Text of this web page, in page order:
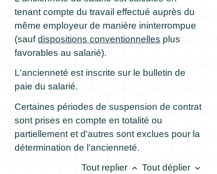
tenant compte du travail effectué auprès du
même employeur de manière ininterrompue
(saufdispositions conventionnelles plus
favorables au salarié).
L'ancienneté est inscrite sur le bulletin de
paie du salarié.
Certaines périodes de suspension de contrat
sont prises en compte en totalité ou
partiellement et d'autres sont exclues pour la
détermination de l'ancienneté.
Tout replier keyboard_arrow_up Tout déplier keyboard_arrow_down